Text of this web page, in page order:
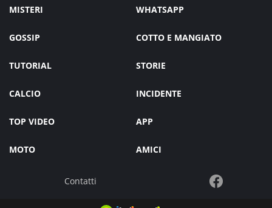
MISTERI WHATSAPP
GOSSIP COTTO E MANGIATO
TUTORIAL STORIE
CALCIO INCIDENTE
TOP VIDEO APP
MOTO AMICI
Contatti